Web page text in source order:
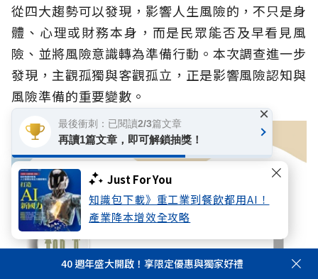
Just For You
知識包下載》重工業到餐飲都用AI！
產業降本增效全攻略
從四大趨勢可以發現，影響人生風險的，不只是身
體、心理或財務本身，而是民眾能否及早看見風
險、並將風險意識轉為準備行動。本次調查進一步
發現，主觀孤獨與客觀孤立，正是影響風險認知與
風險準備的重要變數。
40 週年盛大開啟！享限定優惠與獨家好禮
最後衝刺：已閱讀2/3篇文章
再讀1篇文章，即可解鎖抽獎！
×